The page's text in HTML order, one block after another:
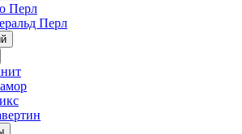
Перл
Перл